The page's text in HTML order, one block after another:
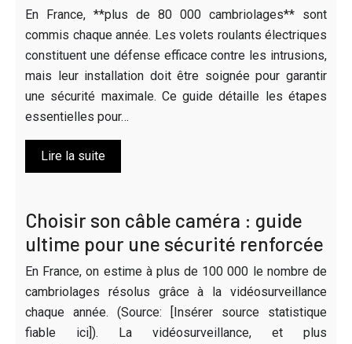
En France, **plus de 80 000 cambriolages** sont
commis chaque année. Les volets roulants électriques
constituent une défense efficace contre les intrusions,
mais leur installation doit être soignée pour garantir
une sécurité maximale. Ce guide détaille les étapes
essentielles pour…
Lire la suite
Choisir son câble caméra : guide
ultime pour une sécurité renforcée
En France, on estime à plus de 100 000 le nombre de
cambriolages résolus grâce à la vidéosurveillance
chaque année. (Source: [Insérer source statistique
fiable ici]). La vidéosurveillance, et plus